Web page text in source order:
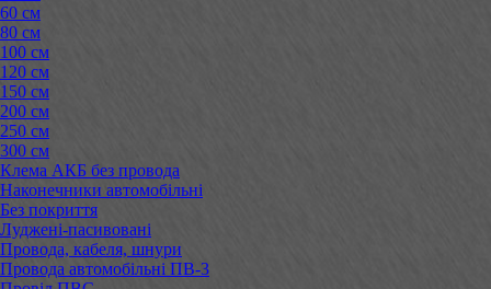
60 см
80 см
100 см
120 см
150 см
200 см
250 см
300 см
Клема АКБ без провода
Наконечники автомобільні
Без покриття
Луджені-пасивовані
Провода, кабеля, шнури
Провода автомобільні ПВ-3